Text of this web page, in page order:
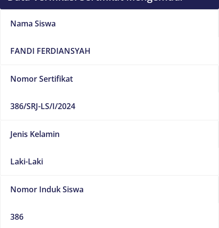
Nama Siswa
FANDI FERDIANSYAH
Nomor Sertifikat
386/SRJ-LS/I/2024
Jenis Kelamin
Laki-Laki
Nomor Induk Siswa
386